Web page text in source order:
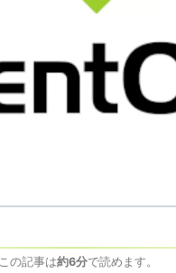
この記事は約6分で読めます。